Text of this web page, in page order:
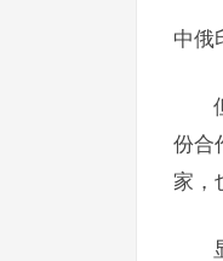
中俄
份合
家，